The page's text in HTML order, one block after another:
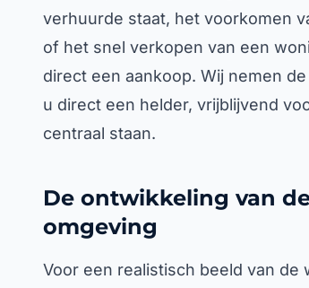
verhuurde staat, het voorkomen
of het snel verkopen van een
direct een aankoop. Wij nemen
u direct een helder, vrijblijvend
centraal staan.
De ontwikkeling van
omgeving
Voor een realistisch beeld van de